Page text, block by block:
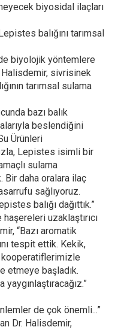
biyosidal ilaçları
balığını tarımsal
biyolojik yöntemlere
sivrisinek
tarımsal sulama
bazı balık
beslendiğini
Ürünleri
Lepistes isimli bir
sulama
Bir daha oralara ilaç
sağlıyoruz.
balığı dağıttık.”
uzaklaştırıcı
“Bazı aromatik
tespit ettik. Kekik,
kooperatiflerimizle
etmeye başladık.
de çok önemli...”
Dr. Halisdemir,